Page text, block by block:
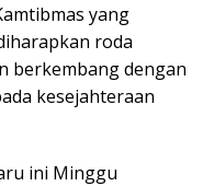
yang
roda
berkembang dengan
kesejahteraan
ini Minggu